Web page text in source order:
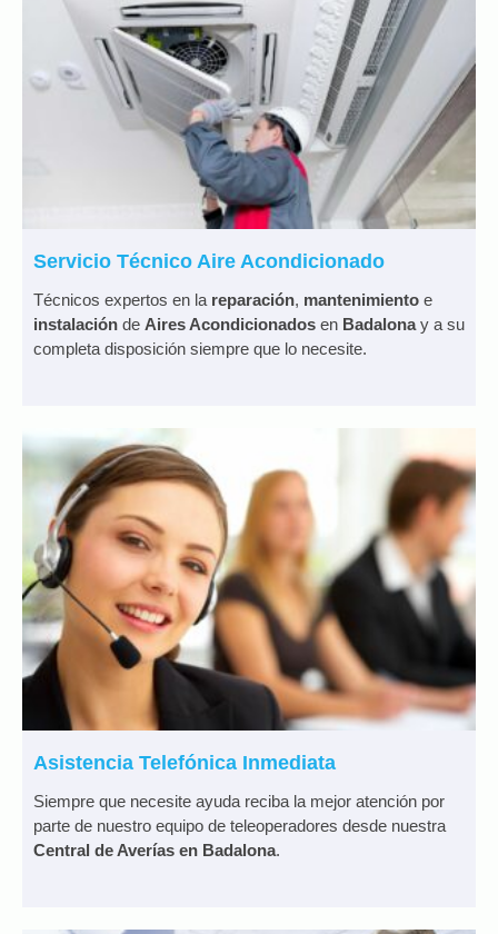
Servicio Técnico Aire Acondicionado
Técnicos expertos en la reparación, mantenimiento e
instalación de Aires Acondicionados en Badalonay a su
completa disposición siempre que lo necesite.
Asistencia Telefónica Inmediata
Siempre que necesite ayuda reciba la mejor atención por
parte de nuestro equipo de teleoperadores desde nuestra
Central de Averías en Badalona.